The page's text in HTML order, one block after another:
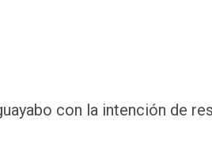
con la intención de